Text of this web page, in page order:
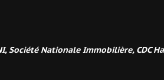
Société Nationale Immobilière, CDC